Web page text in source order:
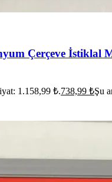
Çerçeve İstiklal
1.158,99 ₺.738,99 ₺Şu